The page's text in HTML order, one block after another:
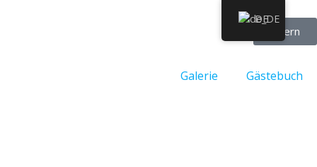
Intern
Galerie Gästebuch
DE